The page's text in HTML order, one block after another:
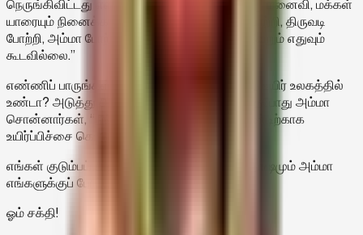
நெருங்கிவிட்டது என்பதை உணர்ந்தவுடன் எனக்கு மனைவி, மக்கள்
யாரையும் நினைக்கவில்லை. மூலமந்திரம், குருபோற்றி, திருவடி
போற்றி, அம்மா போற்றி என்ற மந்திரங்கள் தவிர வேறும் எதுவும்
கூடவில்லை.”
எண்ணிப் பாருங்கள் கருநாகம் கடித்துப் பிழைத்த உயிர் உலகத்தில்
உண்டா? அடுத்து அம்மாவிற்குப் பாதபூஜை செய்தபோது அம்மா
சொன்னார்கள், “நீங்கள் இருவரும் செய்த தொண்டிற்காக
உயிர்ப்பிச்சை கொடுத்தேன்”
எங்கள் குடும்பம் அனுபவிக்கும் ஒவ்வொரு சந்தோஷமும் அம்மா
எங்களுக்குப் போட்ட உயிர்ப்பிச்சை.
ஓம் சக்தி!